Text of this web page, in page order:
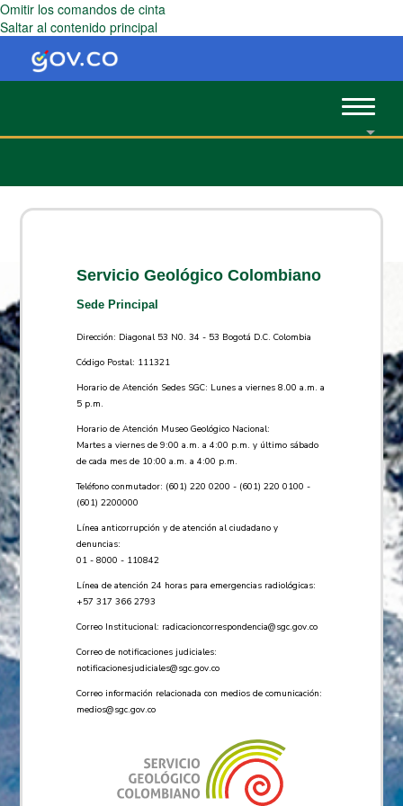
Omitir los comandos de cinta
Saltar al contenido principal
Toggle
Servicio Geológico Colombiano
Sede Principal
Dirección: Diagonal 53 N0. 34 - 53 Bogotá D.C. Colombia
Código Postal: 111321
Horario de Atención Sedes SGC: Lunes a viernes 8.00 a.m. a
5 p.m.
Horario de Atención Museo Geológico Nacional:
Martes a viernes de 9:00 a.m. a 4:00 p.m. y último sábado
de cada mes de 10:00 a.m. a 4:00 p.m.
Teléfono conmutador: (601) 220 0200 - (601) 220 0100 -
(601) 2200000
Línea anticorrupción y de atención al ciudadano y
denuncias:
01 - 8000 - 110842
Línea de atención 24 horas para emergencias radiológicas:
+57 ​317 366 2793
Correo Institucional: radicacioncorrespondencia@sgc.gov.co
Correo de notificaciones judiciales:
notificacionesjudiciales@sgc.gov.co
Correo información relacionada con medios de comunicación:
medios@sgc.gov.co